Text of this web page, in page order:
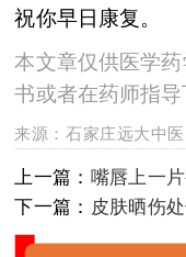
祝你早日康复。
本文章仅供医学
书或者在药师指
来源：石家庄远大中
上一篇： 嘴唇上一
下一篇： 皮肤晒伤